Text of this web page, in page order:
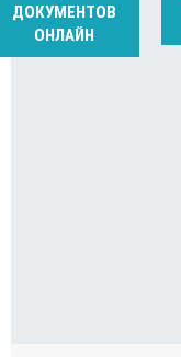
ДОКУМЕНТОВ
ОНЛАЙН